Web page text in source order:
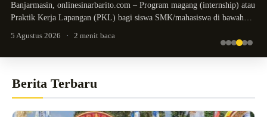
(internship) atau
di bawah
BANJARMASIN, onlinesinarbarito.com –
para peternak ayam di Kalimantan Selatan. Di
5 Agustus 2026
Berita Terbaru